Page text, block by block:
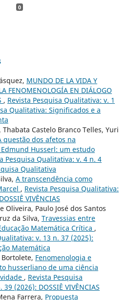
0
MUNDO DE LA VIDA Y
FENOMENOLOGÍA EN DIÁLOGO
, Revista Pesquisa Qualitativa: v. 1
Qualitativa: Significados e a
Thabata Castelo Branco Telles, Yuri
questão dos afetos na
Husserl: um estudo
Pesquisa Qualitativa: v. 4 n. 4
Qualitativa
A transcendência como
, Revista Pesquisa Qualitativa:
VIVÊNCIAS
Oliveira, Paulo José dos Santos
da Silva, Travessias entre
Matemática Crítica ,
v. 13 n. 37 (2025):
Matemática
Bortolete, Fenomenologia e
husserliano de uma ciência
, Revista Pesquisa
(2026): DOSSIÊ VIVÊNCIAS
Farrera, Propuesta